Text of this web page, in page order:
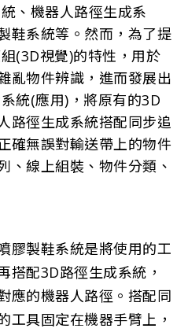
、機器人路徑生成系
鞋系統等。然而，為了提
(3D視覺)的特性，用於
亂物件辨識，進而發展出
統(應用)，將原有的3D
路徑生成系統搭配同步追
確無誤對輸送帶上的物件
、線上組裝、物件分類、
膠製鞋系統是將使用的工
搭配3D路徑生成系統，
應的機器人路徑。搭配同
工具固定在機器手臂上，